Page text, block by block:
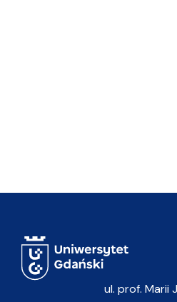
ul. prof. Marii